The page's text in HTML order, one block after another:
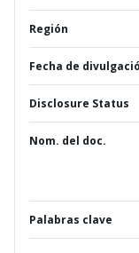
Región
Fecha de
Disclosure Status
Nom. del doc.
Palabras clave